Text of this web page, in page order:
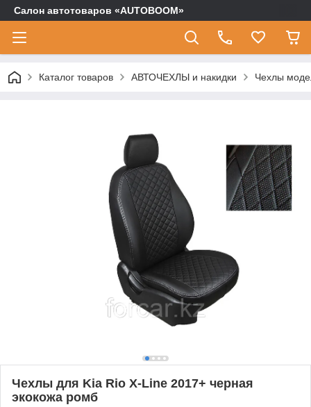
Салон автотоваров «AUTOBOOM»
Каталог товаров АВТОЧЕХЛЫ и накидки Чехлы
Чехлы для Kia Rio X-Line 2017+ черная
экокожа ромб